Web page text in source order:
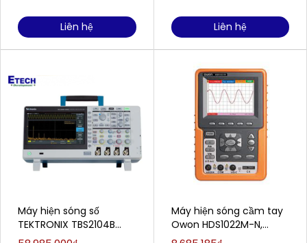
Liên hệ
Máy hiện sóng số
TEKTRONIX TBS2104B
(100Mhz, 4 kênh, 2Gs/s)
Liên hệ
Máy hiện sóng cầm tay
Owon HDS1022M-N,
20Mhz, 2 Channel